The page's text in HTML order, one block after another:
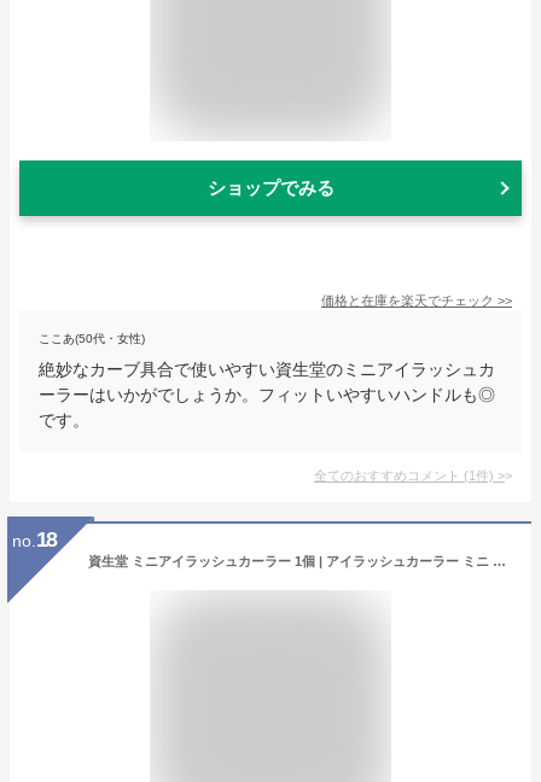
ショップでみる
価格と在庫を楽天でチェック >>
ここあ(50代・女性)
絶妙なカーブ具合で使いやすい資生堂のミニアイラッシュカ
ーラーはいかがでしょうか。フィットいやすいハンドルも◎
です。
全てのおすすめコメント (1件) >
no. 18
資生堂 ミニアイラッシュカーラー 1個 | アイラッシュカーラー ミニ まつげカーラー 携帯用 コンパクト ビューラー